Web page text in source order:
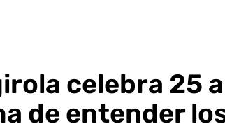
celebra 25
de entender